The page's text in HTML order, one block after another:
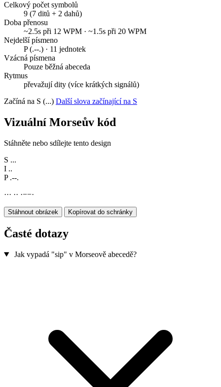
Celkový počet symbolů
9 (7 ditů + 2 dahů)
Doba přenosu
~2.5s při 12 WPM · ~1.5s při 20 WPM
Nejdelší písmeno
P (.--.) · 11 jednotek
Vzácná písmena
Pouze běžná abeceda
Rytmus
převažují dity (více krátkých signálů)
Začíná na S (...) Další slova začínající na S
Vizuální Morseův kód
Stáhněte nebo sdílejte tento design
S ...
I ..
P .--.
··· ·· ·−−·
Stáhnout obrázek Kopírovat do schránky
Časté dotazy
Jak vypadá "sip" v Morseově abecedě?